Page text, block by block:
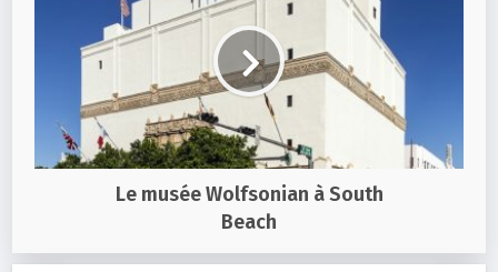
Le musée Wolfsonian à South
Beach